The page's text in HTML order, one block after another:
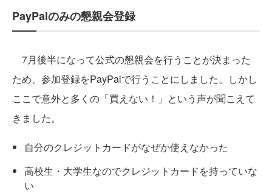
PayPalのみの懇親会登録
7月後半になって公式の懇親会を行うことが決まった
ため、参加登録をPayPalで行うことにしました。しかし
ここで意外と多くの「買えない！」という声が聞こえて
きました。
自分のクレジットカードがなぜか使えなかった
高校生・大学生なのでクレジットカードを持っていな
い